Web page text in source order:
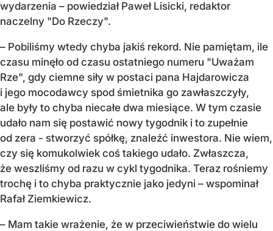
wydarzenia – powiedział Paweł Lisicki, redaktor
naczelny "Do Rzeczy".
– Pobiliśmy wtedy chyba jakiś rekord. Nie pamiętam, ile
czasu minęło od czasu ostatniego numeru "Uważam
Rze", gdy ciemne siły w postaci pana Hajdarowicza
i jego mocodawcy spod śmietnika go zawłaszczyły,
ale były to chyba niecałe dwa miesiące. W tym czasie
udało nam się postawić nowy tygodnik i to zupełnie
od zera - stworzyć spółkę, znaleźć inwestora. Nie wiem,
czy się komukolwiek coś takiego udało. Zwłaszcza,
że weszliśmy od razu w cykl tygodnika. Teraz rośniemy
trochę i to chyba praktycznie jako jedyni – wspominał
Rafał Ziemkiewicz.
– Mam takie wrażenie, że w przeciwieństwie do wielu